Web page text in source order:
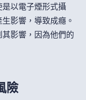
以電子煙形式攝
影響，導致成癮。
影響，因為他們的
險